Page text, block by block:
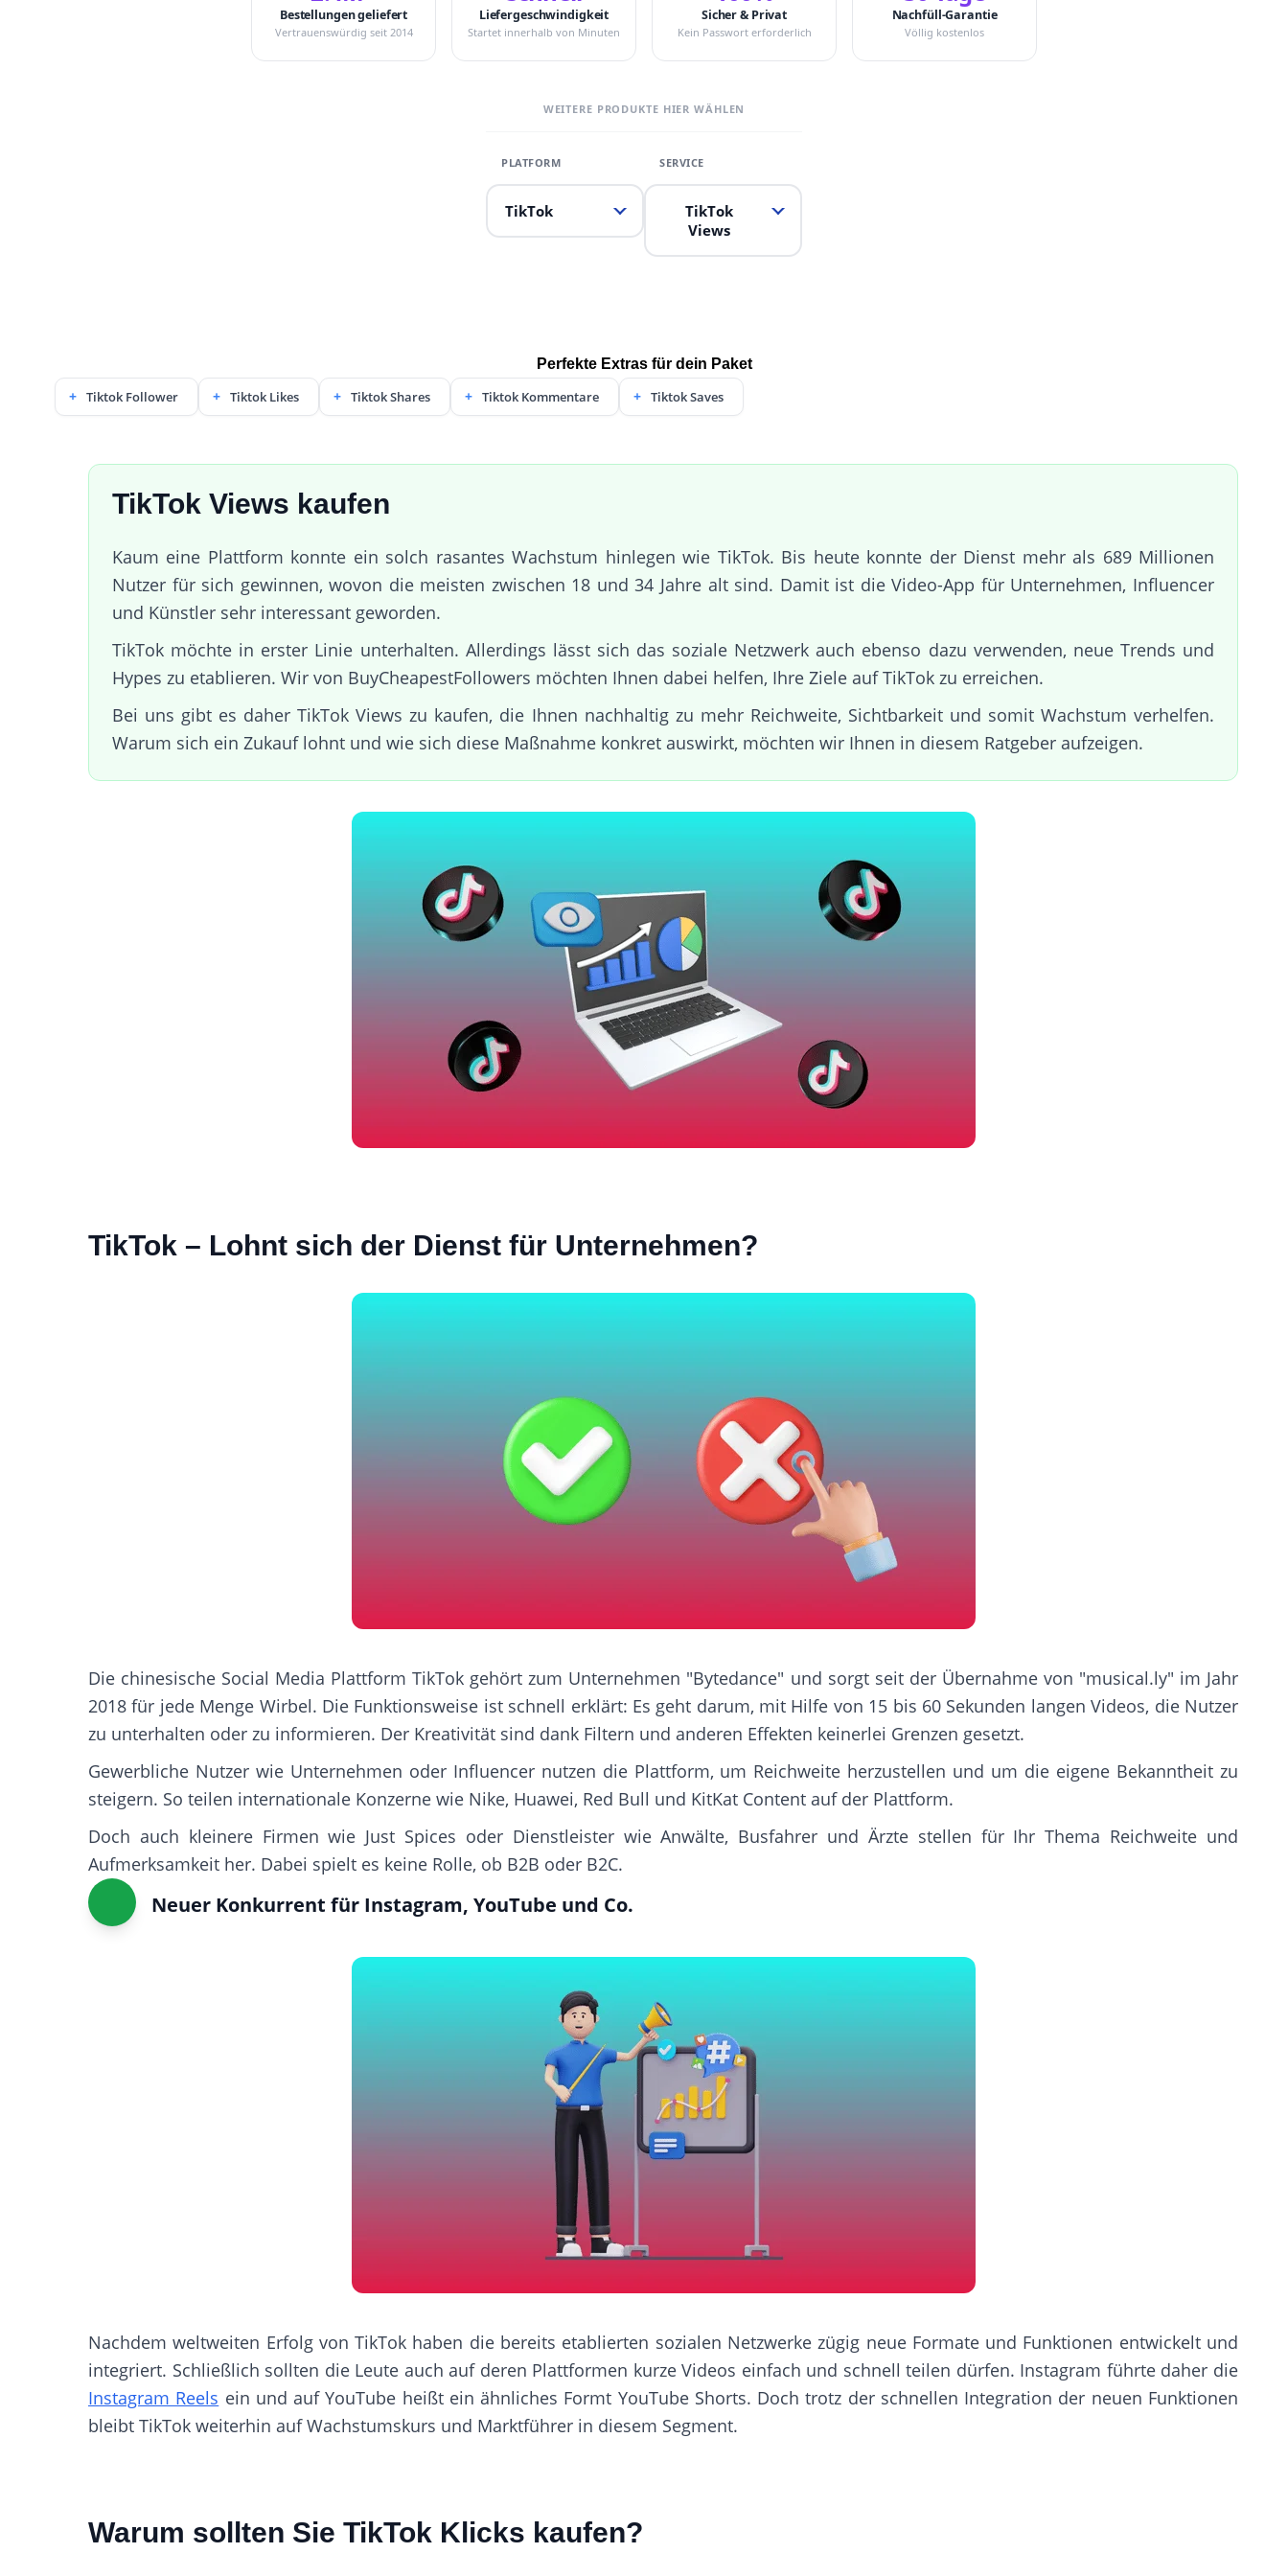
Bestellungen geliefert
Vertrauenswürdig seit 2014
Liefergeschwindigkeit
Startet innerhalb von Minuten
Sicher & Privat
Kein Passwort erforderlich
Nachfüll-Garantie
Völlig kostenlos
WEITERE PRODUKTE HIER WÄHLEN
TikTok
TikTok
Views
Perfekte Extras für dein Paket
Tiktok Follower Tiktok Likes Tiktok Shares Tiktok Kommentare Tiktok Saves
TikTok Views kaufen
Kaum eine Plattform konnte ein solch rasantes Wachstum hinlegen wie TikTok. Bis heute konnte der Dienst mehr als 689 Millionen
Nutzer für sich gewinnen, wovon die meisten zwischen 18 und 34 Jahre alt sind. Damit ist die Video-App für Unternehmen, Influencer
und Künstler sehr interessant geworden.
TikTok möchte in erster Linie unterhalten. Allerdings lässt sich das soziale Netzwerk auch ebenso dazu verwenden, neue Trends und
Hypes zu etablieren. Wir von BuyCheapestFollowers möchten Ihnen dabei helfen, Ihre Ziele auf TikTok zu erreichen.
Bei uns gibt es daher TikTok Views zu kaufen, die Ihnen nachhaltig zu mehr Reichweite, Sichtbarkeit und somit Wachstum verhelfen.
Warum sich ein Zukauf lohnt und wie sich diese Maßnahme konkret auswirkt, möchten wir Ihnen in diesem Ratgeber aufzeigen.
TikTok – Lohnt sich der Dienst für Unternehmen?
Die chinesische Social Media Plattform TikTok gehört zum Unternehmen "Bytedance" und sorgt seit der Übernahme von "musical.ly" im Jahr
2018 für jede Menge Wirbel. Die Funktionsweise ist schnell erklärt: Es geht darum, mit Hilfe von 15 bis 60 Sekunden langen Videos, die Nutzer
zu unterhalten oder zu informieren. Der Kreativität sind dank Filtern und anderen Effekten keinerlei Grenzen gesetzt.
Gewerbliche Nutzer wie Unternehmen oder Influencer nutzen die Plattform, um Reichweite herzustellen und um die eigene Bekanntheit zu
steigern. So teilen internationale Konzerne wie Nike, Huawei, Red Bull und KitKat Content auf der Plattform.
Doch auch kleinere Firmen wie Just Spices oder Dienstleister wie Anwälte, Busfahrer und Ärzte stellen für Ihr Thema Reichweite und
Aufmerksamkeit her. Dabei spielt es keine Rolle, ob B2B oder B2C.
Neuer Konkurrent für Instagram, YouTube und Co.
Nachdem weltweiten Erfolg von TikTok haben die bereits etablierten sozialen Netzwerke zügig neue Formate und Funktionen entwickelt und
integriert. Schließlich sollten die Leute auch auf deren Plattformen kurze Videos einfach und schnell teilen dürfen. Instagram führte daher die
Instagram Reels ein und auf YouTube heißt ein ähnliches Formt YouTube Shorts. Doch trotz der schnellen Integration der neuen Funktionen
bleibt TikTok weiterhin auf Wachstumskurs und Marktführer in diesem Segment.
Warum sollten Sie TikTok Klicks kaufen?